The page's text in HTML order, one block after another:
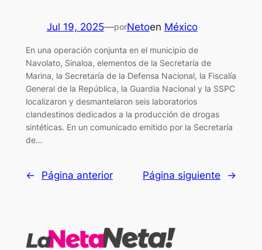
Jul 19, 2025—porNetoen México
En una operación conjunta en el municipio de
Navolato, Sinaloa, elementos de la Secretaría de
Marina, la Secretaría de la Defensa Nacional, la Fiscalía
General de la República, la Guardia Nacional y la SSPC
localizaron y desmantelaron seis laboratorios
clandestinos dedicados a la producción de drogas
sintéticas. En un comunicado emitido por la Secretaría
de…
← Página anterior Página siguiente →